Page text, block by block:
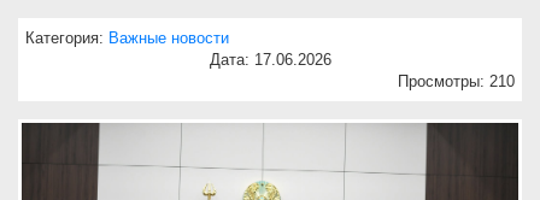
Категория: Важные новости
Дата: 17.06.2026
Просмотры: 210